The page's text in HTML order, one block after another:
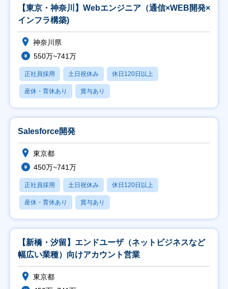
【東京・神奈川】Webエンジニア（通信×WEB開発×
インフラ構築)
神奈川県
550万~741万
正社員採用 土日祝休み 休日120日以上
産休・育休あり 賞与あり
Salesforce開発
東京都
450万~741万
正社員採用 土日祝休み 休日120日以上
産休・育休あり 賞与あり
【新橋・汐留】エンドユーザ（ネットビジネスなど
幅広い業種）向けアカウント営業
東京都